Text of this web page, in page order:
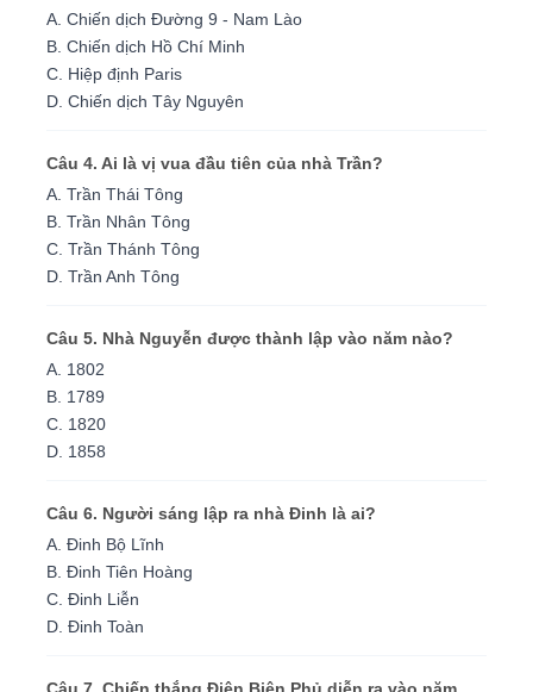
A. Chiến dịch Đường 9 - Nam Lào
B. Chiến dịch Hồ Chí Minh
C. Hiệp định Paris
D. Chiến dịch Tây Nguyên
Câu 4. Ai là vị vua đầu tiên của nhà Trần?
A. Trần Thái Tông
B. Trần Nhân Tông
C. Trần Thánh Tông
D. Trần Anh Tông
Câu 5. Nhà Nguyễn được thành lập vào năm nào?
A. 1802
B. 1789
C. 1820
D. 1858
Câu 6. Người sáng lập ra nhà Đinh là ai?
A. Đinh Bộ Lĩnh
B. Đinh Tiên Hoàng
C. Đinh Liễn
D. Đinh Toàn